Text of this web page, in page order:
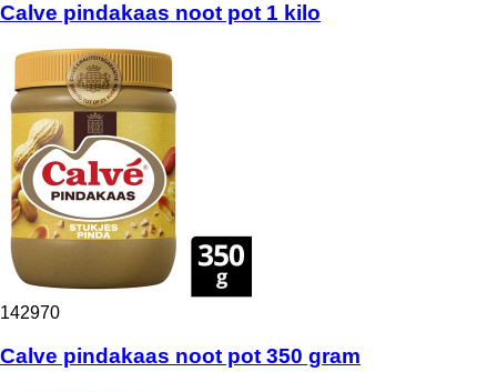
Calve pindakaas noot pot 1 kilo
142970
Calve pindakaas noot pot 350 gram